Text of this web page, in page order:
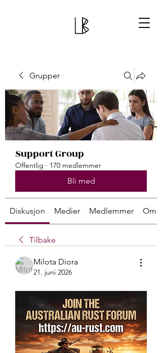
Grupper
Support Group
Offentlig · 170 medlemmer
Bli med
Diskusjon Medier Medlemmer Om
Tilbake
Milota Diora
21. juni 2026